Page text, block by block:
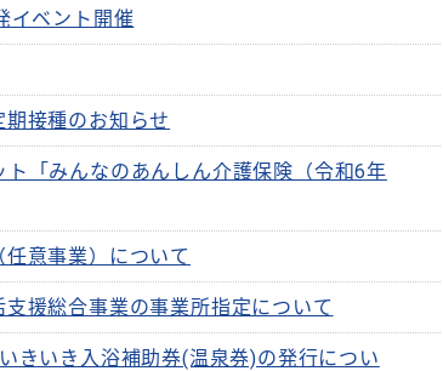
イベント開催
期接種のお知らせ
ト「みんなのあんしん介護保険（令和6年
任意事業）について
支援総合事業の事業所指定について
きいき入浴補助券(温泉券)の発行につい